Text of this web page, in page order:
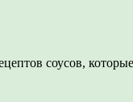
соусов,